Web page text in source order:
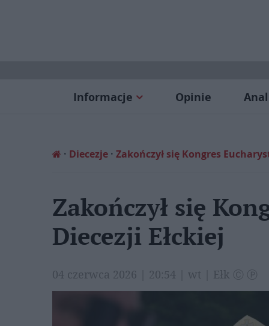
Informacje Opinie
Diecezje Zakończył się Kongres
Zakończył się
Diecezji Ełckiej
04 czerwca 2026 | 20:54 | wt | Ełk Ⓒ Ⓟ